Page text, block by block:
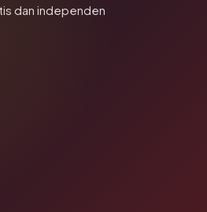
dan independen